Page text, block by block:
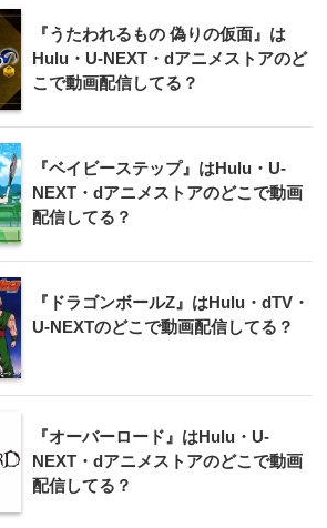
『うたわれるもの 偽りの仮面』は
Hulu・U-NEXT・dアニメストアのど
こで動画配信してる？
『ベイビーステップ』はHulu・U-
NEXT・dアニメストアのどこで動画
配信してる？
『ドラゴンボールZ』はHulu・dTV・
U-NEXTのどこで動画配信してる？
『オーバーロード』はHulu・U-
NEXT・dアニメストアのどこで動画
配信してる？